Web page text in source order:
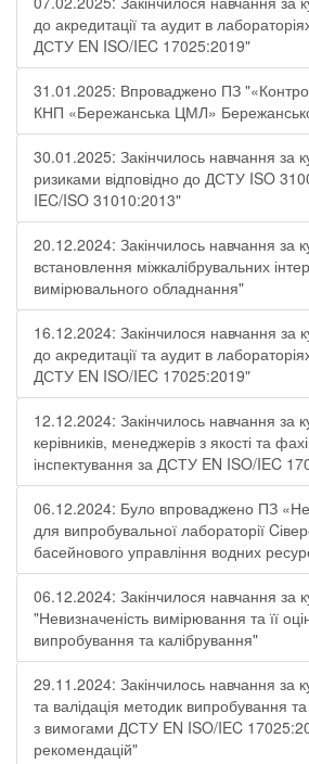
до акредитації та аудит в
ДСТУ EN ISO/IEC 17025:2019"
31.01.2025: Впроваджено ПЗ
КНП «Бережанська ЦМЛ»
30.01.2025: Закінчилось навчання за
ризиками відповідно до ДСТУ ISO
IEC/ISO 31010:2013"
20.12.2024: Закінчилось навчання за
встановлення міжкалібрувальних
вимірювального обладнання"
16.12.2024: Закінчилося навчання за
до акредитації та аудит в
ДСТУ EN ISO/IEC 17025:2019"
12.12.2024: Закінчилось навчання за
керівників, менеджерів з якості та
інспектування за ДСТУ EN ISO/IEC
06.12.2024: Було впроваджено ПЗ
для випробувальної лабораторії
басейнового управління водних
06.12.2024: Закінчилося навчання за
"Невизначеність вимірювання та її
випробування та калібрування"
29.11.2024: Закінчилось навчання за
та валідація методик випробування та
з вимогами ДСТУ EN ISO/IEC
рекомендацій"